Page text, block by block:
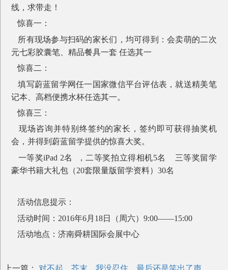
线，求带走！
惊喜一：
所有现场参与扫码的家长们，均可得到：会卖萌的二次
元七彩胶囊笔、精品餐具一套 任选其一
惊喜二：
填写蔚蓝留学网任一国家微信平台评估表，就送精美笔
记本、高档便携水杯任选其一。
惊喜三：
现场咨询并特别终签约的家长，签约即可获得抽奖机
会，并得到蔚蓝留学提供的惊喜大奖。
一等奖iPad 2名 ，二等奖拍立得相机5名 三等奖留学
豪华书籍大礼包（20套限量版留学资料）30名
活动信息提示：
活动时间：2016年6月18日（周六）9:00——15:00
活动地点：济南舜耕国际会展中心